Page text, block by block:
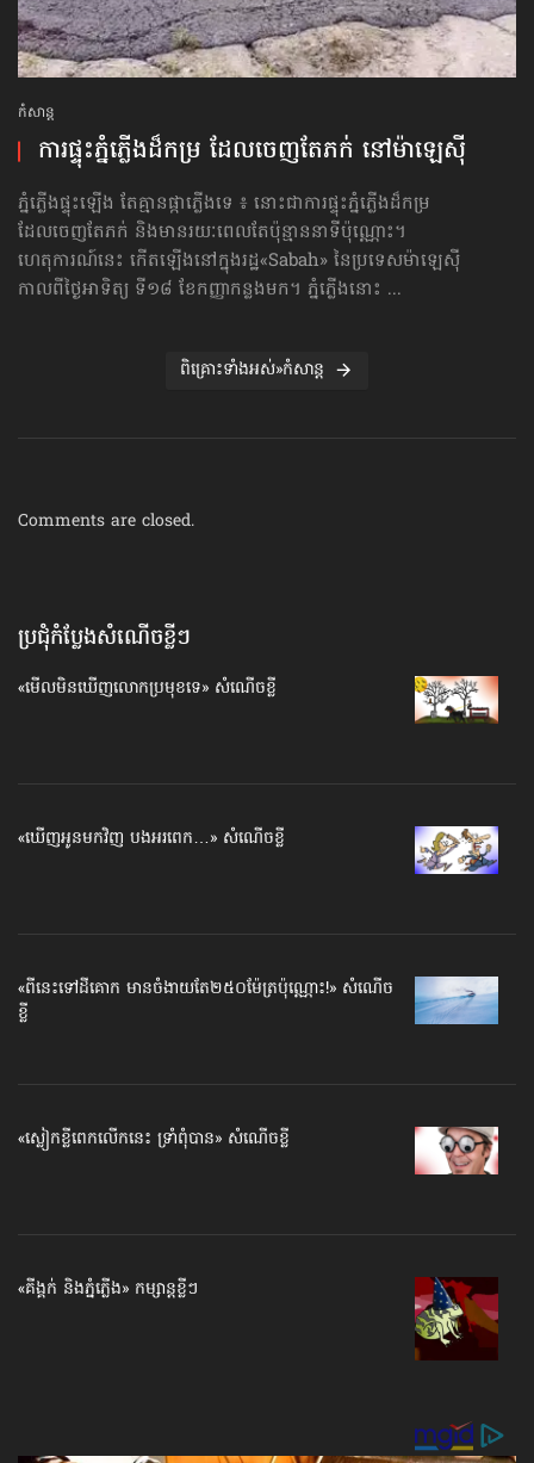
កំសាន្ដ
ការផ្ទុះភ្នំភ្លើងដ៏កម្រ ដែលចេញតែភក់ នៅម៉ាឡេស៊ី
ភ្នំភ្លើងផ្ទុះឡើង តែគ្មានផ្កាភ្លើងទេ ៖ នោះជាការផ្ទុះភ្នំភ្លើងដ៏កម្រ
ដែលចេញតែភក់ និងមានរយៈពេលតែប៉ុន្មាននាទីប៉ុណ្ណោះ។
ហេតុការណ៍នេះ កើតឡើងនៅក្នុងរដ្ឋ«Sabah» នៃប្រទេសម៉ាឡេស៊ី
កាលពីថ្ងៃអាទិត្យ ទី១៨ ខែកញ្ញាកន្លងមក។ ភ្នំភ្លើងនោះ ...
ពិគ្រោះទាំងអស់»កំសាន្ដ
Comments are closed.
ប្រជុំកំប្លែងសំណើចខ្លីៗ
«មើល​មិន​ឃើញ​លោក​ប្រមុខ​ទេ» សំណើច​ខ្លី
«ឃើញអូនមកវិញ បងអរពេក…» សំណើចខ្លី
«ពីនេះ​ទៅ​ដីគោក មាន​ចំងាយ​តែ​២៥០ម៉ែត្រ​ប៉ុណ្ណោះ!» សំណើច
ខ្លី
«ស្លៀក​ខ្លី​ពេក​លើក​នេះ ទ្រាំ​ពុំ​បាន» សំណើច​ខ្លី
«គីង្គក់ និងភ្នំភ្លើង» កម្សាន្ដខ្លីៗ